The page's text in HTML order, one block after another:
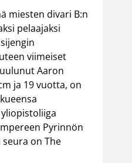
miesten divari B:n
pelaajaksi
viimeiset
Aaron
ja 19 vuotta, on
Pyrinnön
on The